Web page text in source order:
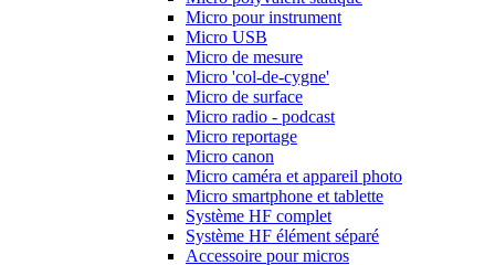
Micro pour instrument
Micro USB
Micro de mesure
Micro 'col-de-cygne'
Micro de surface
Micro radio - podcast
Micro reportage
Micro canon
Micro caméra et appareil photo
Micro smartphone et tablette
Système HF complet
Système HF élément séparé
Accessoire pour micros